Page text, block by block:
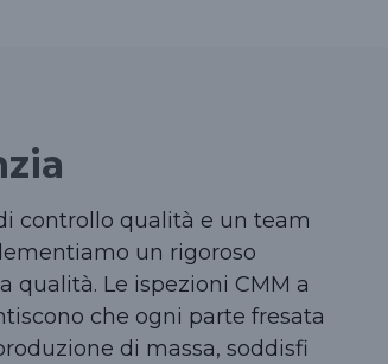
controllo qualità e un team
un rigoroso
qualità. Le ispezioni CMM a
che ogni parte fresata
di massa, soddisfi